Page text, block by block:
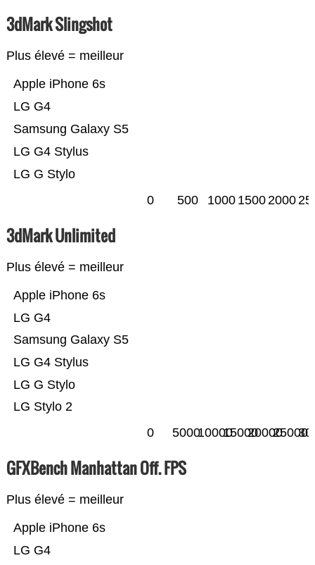
3dMark Slingshot
Plus élevé = meilleur
LG G Stylo
LG G4 Stylus
Samsung Galaxy S5
LG G4
Apple iPhone 6s
0 500 1000 15002000
3dMark Unlimited
Plus élevé = meilleur
LG Stylo 2
LG G Stylo
LG G4 Stylus
Samsung Galaxy S5
LG G4
Apple iPhone 6s
0 500010000150002000025000
GFXBench Manhattan Off. FPS
Plus élevé = meilleur
LG G4
Apple iPhone 6s